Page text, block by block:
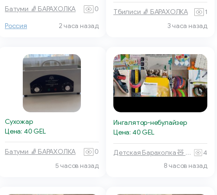
Батуми 🧦 БАРАХОЛКА 0
Россия 2 часа назад
Тбилиси 🧦 БАРАХОЛКА
1
3 часа назад
Сухожар
Цена: 40 GEL
Батуми 🧦 БАРАХОЛКА
0
5 часов назад
Ингалятор-небулайзер
Цена: 40 GEL
Детская Барахолка 🧸 Батуми
4
8 часов назад